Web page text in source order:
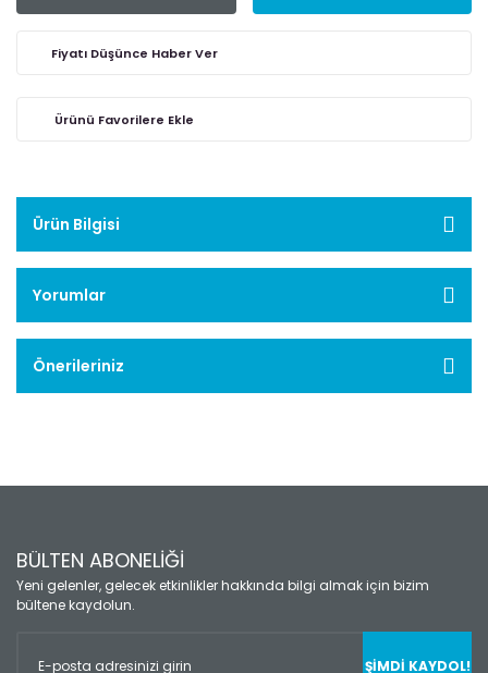
Fiyatı Düşünce Haber Ver
Ürün Bilgisi
Yorumlar
Önerileriniz
BÜLTEN ABONELİĞİ
Yeni gelenler, gelecek etkinlikler hakkında bilgi almak için bizim
bültene kaydolun.
ŞİMDİ KAYDOL!